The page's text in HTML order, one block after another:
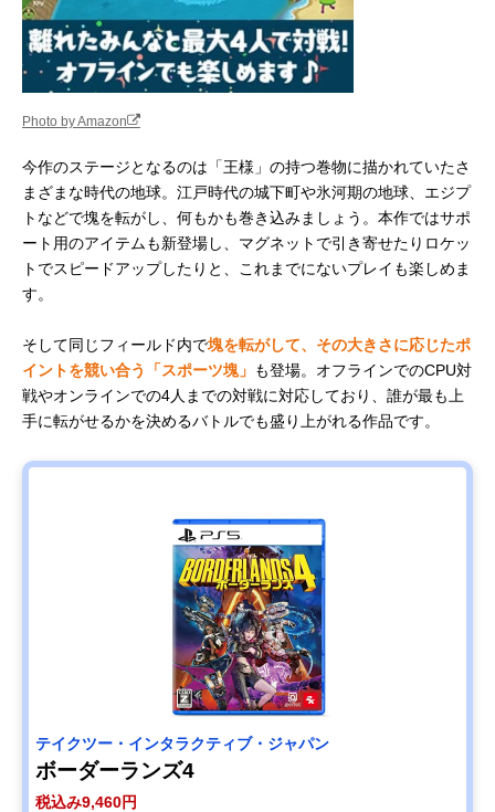
Photo by Amazon
今作のステージとなるのは「王様」の持つ巻物に描かれていたさ
まざまな時代の地球。江戸時代の城下町や氷河期の地球、エジプ
トなどで塊を転がし、何もかも巻き込みましょう。本作ではサポ
ート用のアイテムも新登場し、マグネットで引き寄せたりロケッ
トでスピードアップしたりと、これまでにないプレイも楽しめま
す。
そして同じフィールド内で塊を転がして、その大きさに応じたポ
イントを競い合う「スポーツ塊」 も登場。オフラインでのCPU対
戦やオンラインでの4人までの対戦に対応しており、誰が最も上
手に転がせるかを決めるバトルでも盛り上がれる作品です。
テイクツー・インタラクティブ・ジャパン
ボーダーランズ4
税込み9,460円